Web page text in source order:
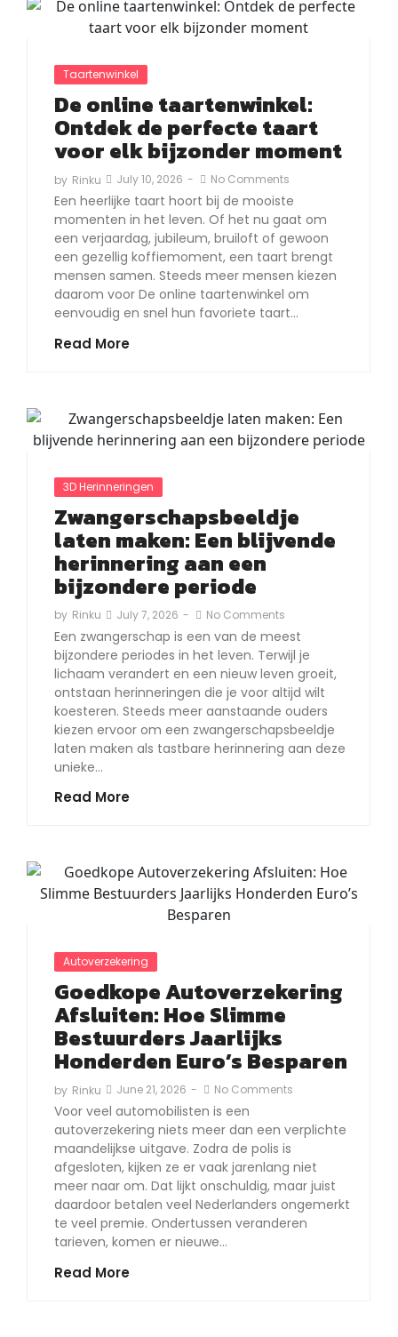
Taartenwinkel
De online taartenwinkel:
Ontdek de perfecte taart
voor elk bijzonder moment
by Rinku July 10, 2026 - No Comments
Een heerlijke taart hoort bij de mooiste
momenten in het leven. Of het nu gaat om
een verjaardag, jubileum, bruiloft of gewoon
een gezellig koffiemoment, een taart brengt
mensen samen. Steeds meer mensen kiezen
daarom voor De online taartenwinkel om
eenvoudig en snel hun favoriete taart…
Read More
3D Herinneringen
Zwangerschapsbeeldje
laten maken: Een blijvende
herinnering aan een
bijzondere periode
by Rinku July 7, 2026 - No Comments
Een zwangerschap is een van de meest
bijzondere periodes in het leven. Terwijl je
lichaam verandert en een nieuw leven groeit,
ontstaan herinneringen die je voor altijd wilt
koesteren. Steeds meer aanstaande ouders
kiezen ervoor om een zwangerschapsbeeldje
laten maken als tastbare herinnering aan deze
unieke…
Read More
Autoverzekering
Goedkope Autoverzekering
Afsluiten: Hoe Slimme
Bestuurders Jaarlijks
Honderden Euro’s Besparen
by Rinku June 21, 2026 - No Comments
Voor veel automobilisten is een
autoverzekering niets meer dan een verplichte
maandelijkse uitgave. Zodra de polis is
afgesloten, kijken ze er vaak jarenlang niet
meer naar om. Dat lijkt onschuldig, maar juist
daardoor betalen veel Nederlanders ongemerkt
te veel premie. Ondertussen veranderen
tarieven, komen er nieuwe…
Read More